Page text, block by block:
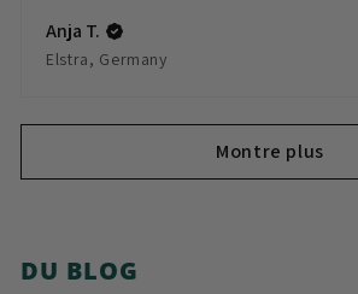
Anja T.
Elstra, Germany
Montre plus
DU BLOG